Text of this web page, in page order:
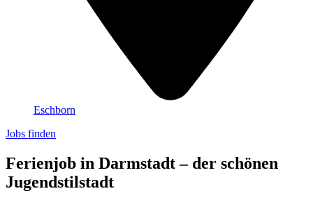
Eschborn
Jobs finden
Ferienjob in Darmstadt – der schönen
Jugendstilstadt